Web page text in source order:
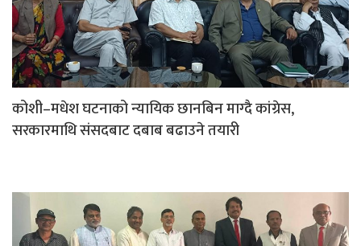
कोशी–मधेश घटनाको न्यायिक छानबिन माग्दै कांग्रेस,
सरकारमाथि संसदबाट दबाब बढाउने तयारी